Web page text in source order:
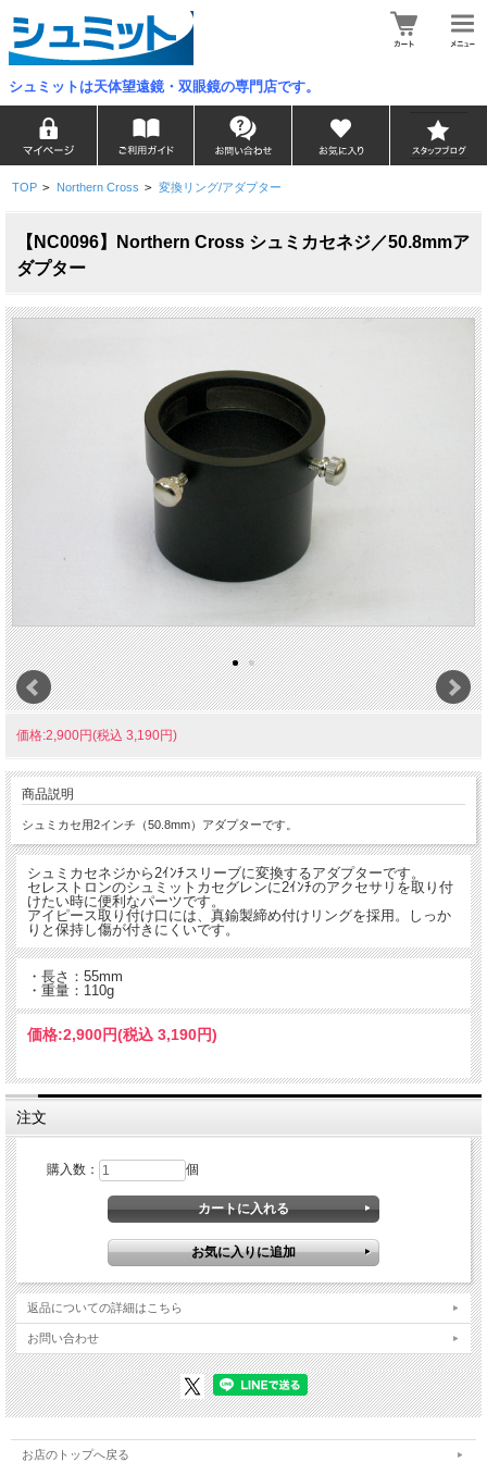
シュミットは天体望遠鏡・双眼鏡の専門店です。
TOP > Northern Cross > 変換リング/アダプター
【NC0096】Northern Cross シュミカセネジ／50.8mmア
ダプター
価格:2,900円(税込 3,190円)
商品説明
シュミカセ用2インチ（50.8mm）アダプターです。
シュミカセネジから2ｲﾝﾁスリーブに変換するアダプターです。
セレストロンのシュミットカセグレンに2ｲﾝﾁのアクセサリを取り付
けたい時に便利なパーツです。
アイピース取り付け口には、真鍮製締め付けリングを採用。しっか
りと保持し傷が付きにくいです。
・長さ：55mm
・重量：110g
価格:2,900円(税込 3,190円)
注文
購入数： 個
返品についての詳細はこちら
お問い合わせ
お店のトップへ戻る